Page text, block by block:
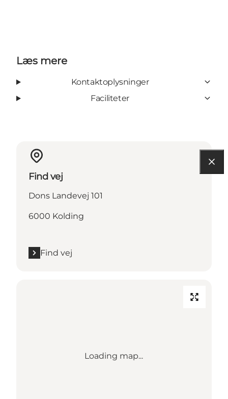
Læs mere
Kontaktoplysninger
Faciliteter
Find vej
Dons Landevej 101
6000 Kolding
Find vej
Loading map...